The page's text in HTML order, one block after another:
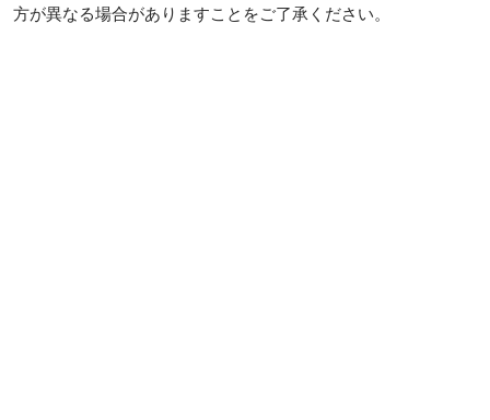
方が異なる場合がありますことをご了承ください。